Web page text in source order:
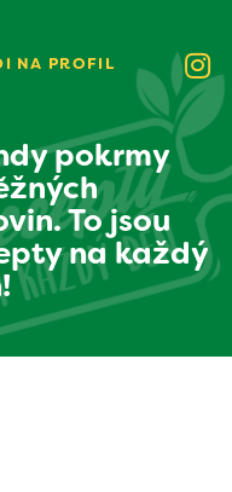
NA PROFIL
pokrmy
To jsou
na každý